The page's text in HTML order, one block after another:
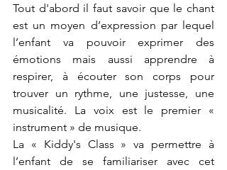
Tout d'abord il faut savoir que le chant
est un moyen d’expression par lequel
l’enfant va pouvoir exprimer des
émotions mais aussi apprendre à
respirer, à écouter son corps pour
trouver un rythme, une justesse, une
musicalité. La voix est le premier «
instrument » de musique.
La « Kiddy's Class » va permettre à
l’enfant de se familiariser avec cet